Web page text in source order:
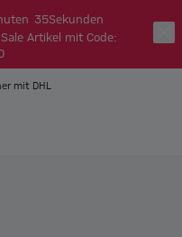
34Sekunden
Artikel mit Code:
mit DHL